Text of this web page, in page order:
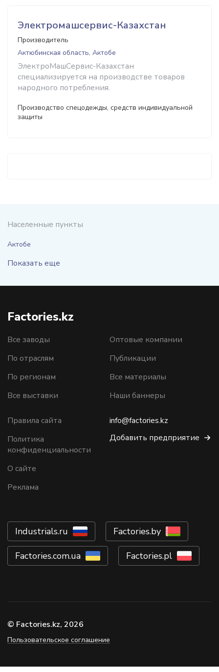
Электромашсервис-Казахстан
Производитель
Актюбинская область, Актобе
ЭлектроМашСервис-Казахстан
специализируется на производстве товаров
народного потребления.
Производство спецодежды, средств индивидуальной
защиты
Населенные пункты
Актобе
Показать еще
Factories.kz
Все заводы
По отраслям
По регионам
Все выставки
Оптовые компании
Публикации
Все материалы
Наши баннеры
Правила сайта
Политика
конфиденциальности
О сайте
Реклама
info@factories.kz
Добавить предприятие
Industrials.ru Factories.by
Factories.com.ua Factories.pl
© Factories.kz, 2026
Пользовательское соглашение